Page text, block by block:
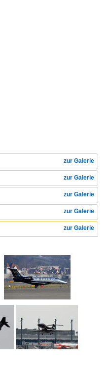
zur Galerie
zur Galerie
zur Galerie
zur Galerie
zur Galerie